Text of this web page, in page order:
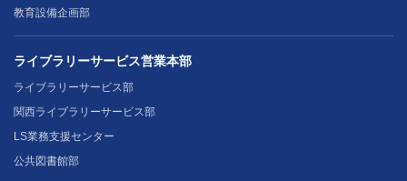
教育設備企画部
ライブラリーサービス営業本部
ライブラリーサービス部
関西ライブラリーサービス部
LS業務支援センター
公共図書館部